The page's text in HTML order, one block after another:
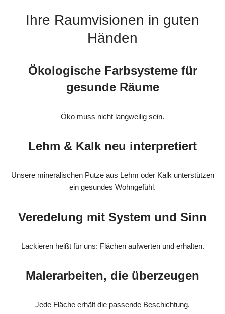
Ihre Raumvisionen in guten
Händen
Ökologische Farbsysteme für
gesunde Räume
Öko muss nicht langweilig sein.
Lehm & Kalk neu interpretiert
Unsere mineralischen Putze aus Lehm oder Kalk unterstützen
ein gesundes Wohngefühl.
Veredelung mit System und Sinn
Lackieren heißt für uns: Flächen aufwerten und erhalten.
Malerarbeiten, die überzeugen
Jede Fläche erhält die passende Beschichtung.